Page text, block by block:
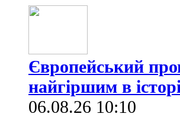
Європейський
найгіршим в
06.08.26 10:10